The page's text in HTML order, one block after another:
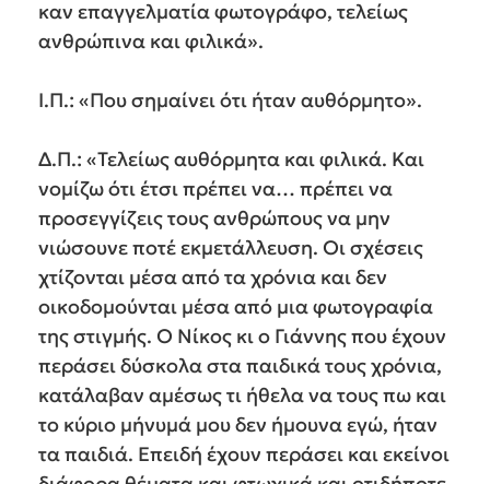
καν επαγγελματία φωτογράφο, τελείως
ανθρώπινα και φιλικά».
Ι.Π.: «Που σημαίνει ότι ήταν αυθόρμητο».
Δ.Π.: «Τελείως αυθόρμητα και φιλικά. Και
νομίζω ότι έτσι πρέπει να… πρέπει να
προσεγγίζεις τους ανθρώπους να μην
νιώσουνε ποτέ εκμετάλλευση. Οι σχέσεις
χτίζονται μέσα από τα χρόνια και δεν
οικοδομούνται μέσα από μια φωτογραφία
της στιγμής. Ο Νίκος κι ο Γιάννης που έχουν
περάσει δύσκολα στα παιδικά τους χρόνια,
κατάλαβαν αμέσως τι ήθελα να τους πω και
το κύριο μήνυμά μου δεν ήμουνα εγώ, ήταν
τα παιδιά. Επειδή έχουν περάσει και εκείνοι